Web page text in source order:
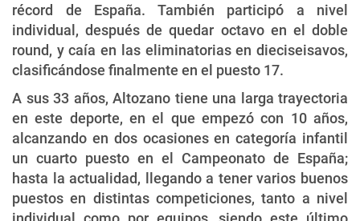
récord de España. También participó a nivel
individual, después de quedar octavo en el doble
round, y caía en las eliminatorias en dieciseisavos,
clasificándose finalmente en el puesto 17.
A sus 33 años, Altozano tiene una larga trayectoria
en este deporte, en el que empezó con 10 años,
alcanzando en dos ocasiones en categoría infantil
un cuarto puesto en el Campeonato de España;
hasta la actualidad, llegando a tener varios buenos
puestos en distintas competiciones, tanto a nivel